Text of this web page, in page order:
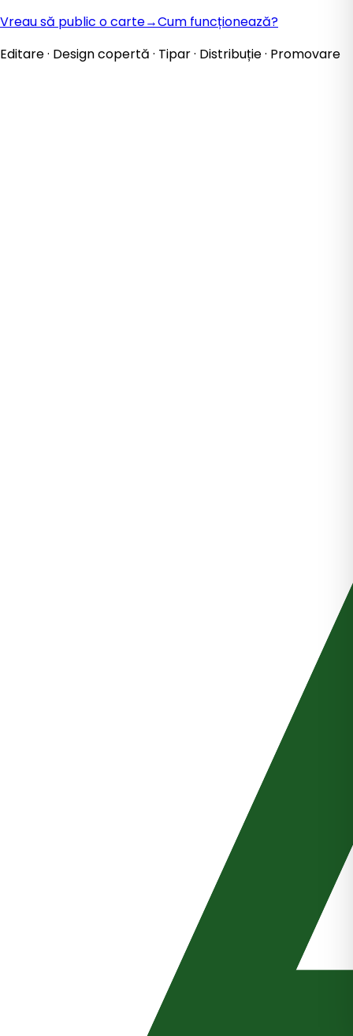
Vreau să public o carte→Cum funcționează?
Editare · Design copertă · Tipar · Distribuție · Promovare